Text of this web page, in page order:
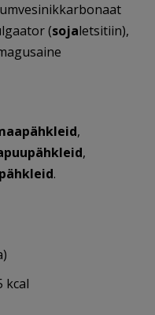
(sojaletsitiin),
,
,
.
kcal